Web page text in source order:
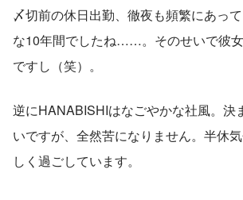
〆切前の休日出勤、徹夜も頻繁にあっ
な10年間でしたね……。そのせいで彼
ですし（笑）。
逆にHANABISHIはなごやかな社風。決
いですが、全然苦になりません。半休
しく過ごしています。